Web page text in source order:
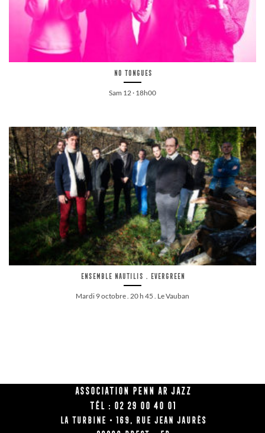
No Tongues
Sam 12 · 18h00
Ensemble Nautilis . Evergreen
Mardi 9 octobre . 20 h 45 . Le Vauban
Association Penn Ar Jazz
Tél : 02 29 00 40 01
La Turbine • 169, rue Jean Jaurès